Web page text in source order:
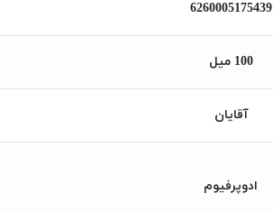
6260005175439
100 میل
آقایان
ادوپرفیوم